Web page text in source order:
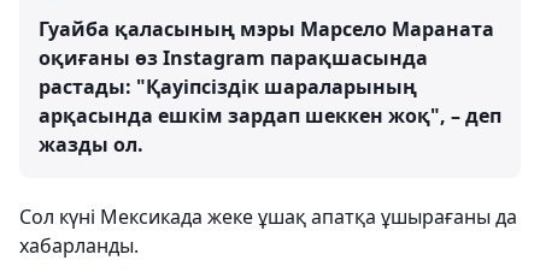
Гуайба қаласының мэры Марсело Мараната
оқиғаны өз Instagram парақшасында
растады: "Қауіпсіздік шараларының
арқасында ешкім зардап шеккен жоқ", – деп
жазды ол.
Сол күні Мексикада жеке ұшақ апатқа ұшырағаны да
хабарланды.